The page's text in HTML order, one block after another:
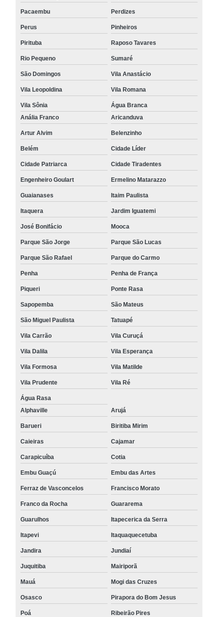
Pacaembu Perdizes
Perus Pinheiros
Pirituba Raposo Tavares
Rio Pequeno Sumaré
São Domingos Vila Anastácio
Vila Leopoldina Vila Romana
Vila Sônia
Água Branca
Anália Franco
Aricanduva
Artur Alvim Belenzinho
Belém Cidade Líder
Cidade Patriarca Cidade Tiradentes
Engenheiro Goulart Ermelino Matarazzo
Guaianases Itaim Paulista
Itaquera Jardim Iguatemi
José Bonifácio Mooca
Parque São Jorge Parque São Lucas
Parque São Rafael Parque do Carmo
Penha Penha de França
Piqueri Ponte Rasa
Sapopemba São Mateus
São Miguel Paulista Tatuapé
Vila Carrão Vila Curuçá
Vila Dalila Vila Esperança
Vila Formosa Vila Matilde
Vila Prudente Vila Ré
Água Rasa
Alphaville
Arujá
Barueri Biritiba Mirim
Caieiras Cajamar
Carapicuíba Cotia
Embu Guaçú Embu das Artes
Ferraz de Vasconcelos Francisco Morato
Franco da Rocha Guararema
Guarulhos Itapecerica da Serra
Itapevi Itaquaquecetuba
Jandira Jundiaí
Juquitiba Mairiporã
Mauá Mogi das Cruzes
Osasco Pirapora do Bom Jesus
Poá Ribeirão Pires